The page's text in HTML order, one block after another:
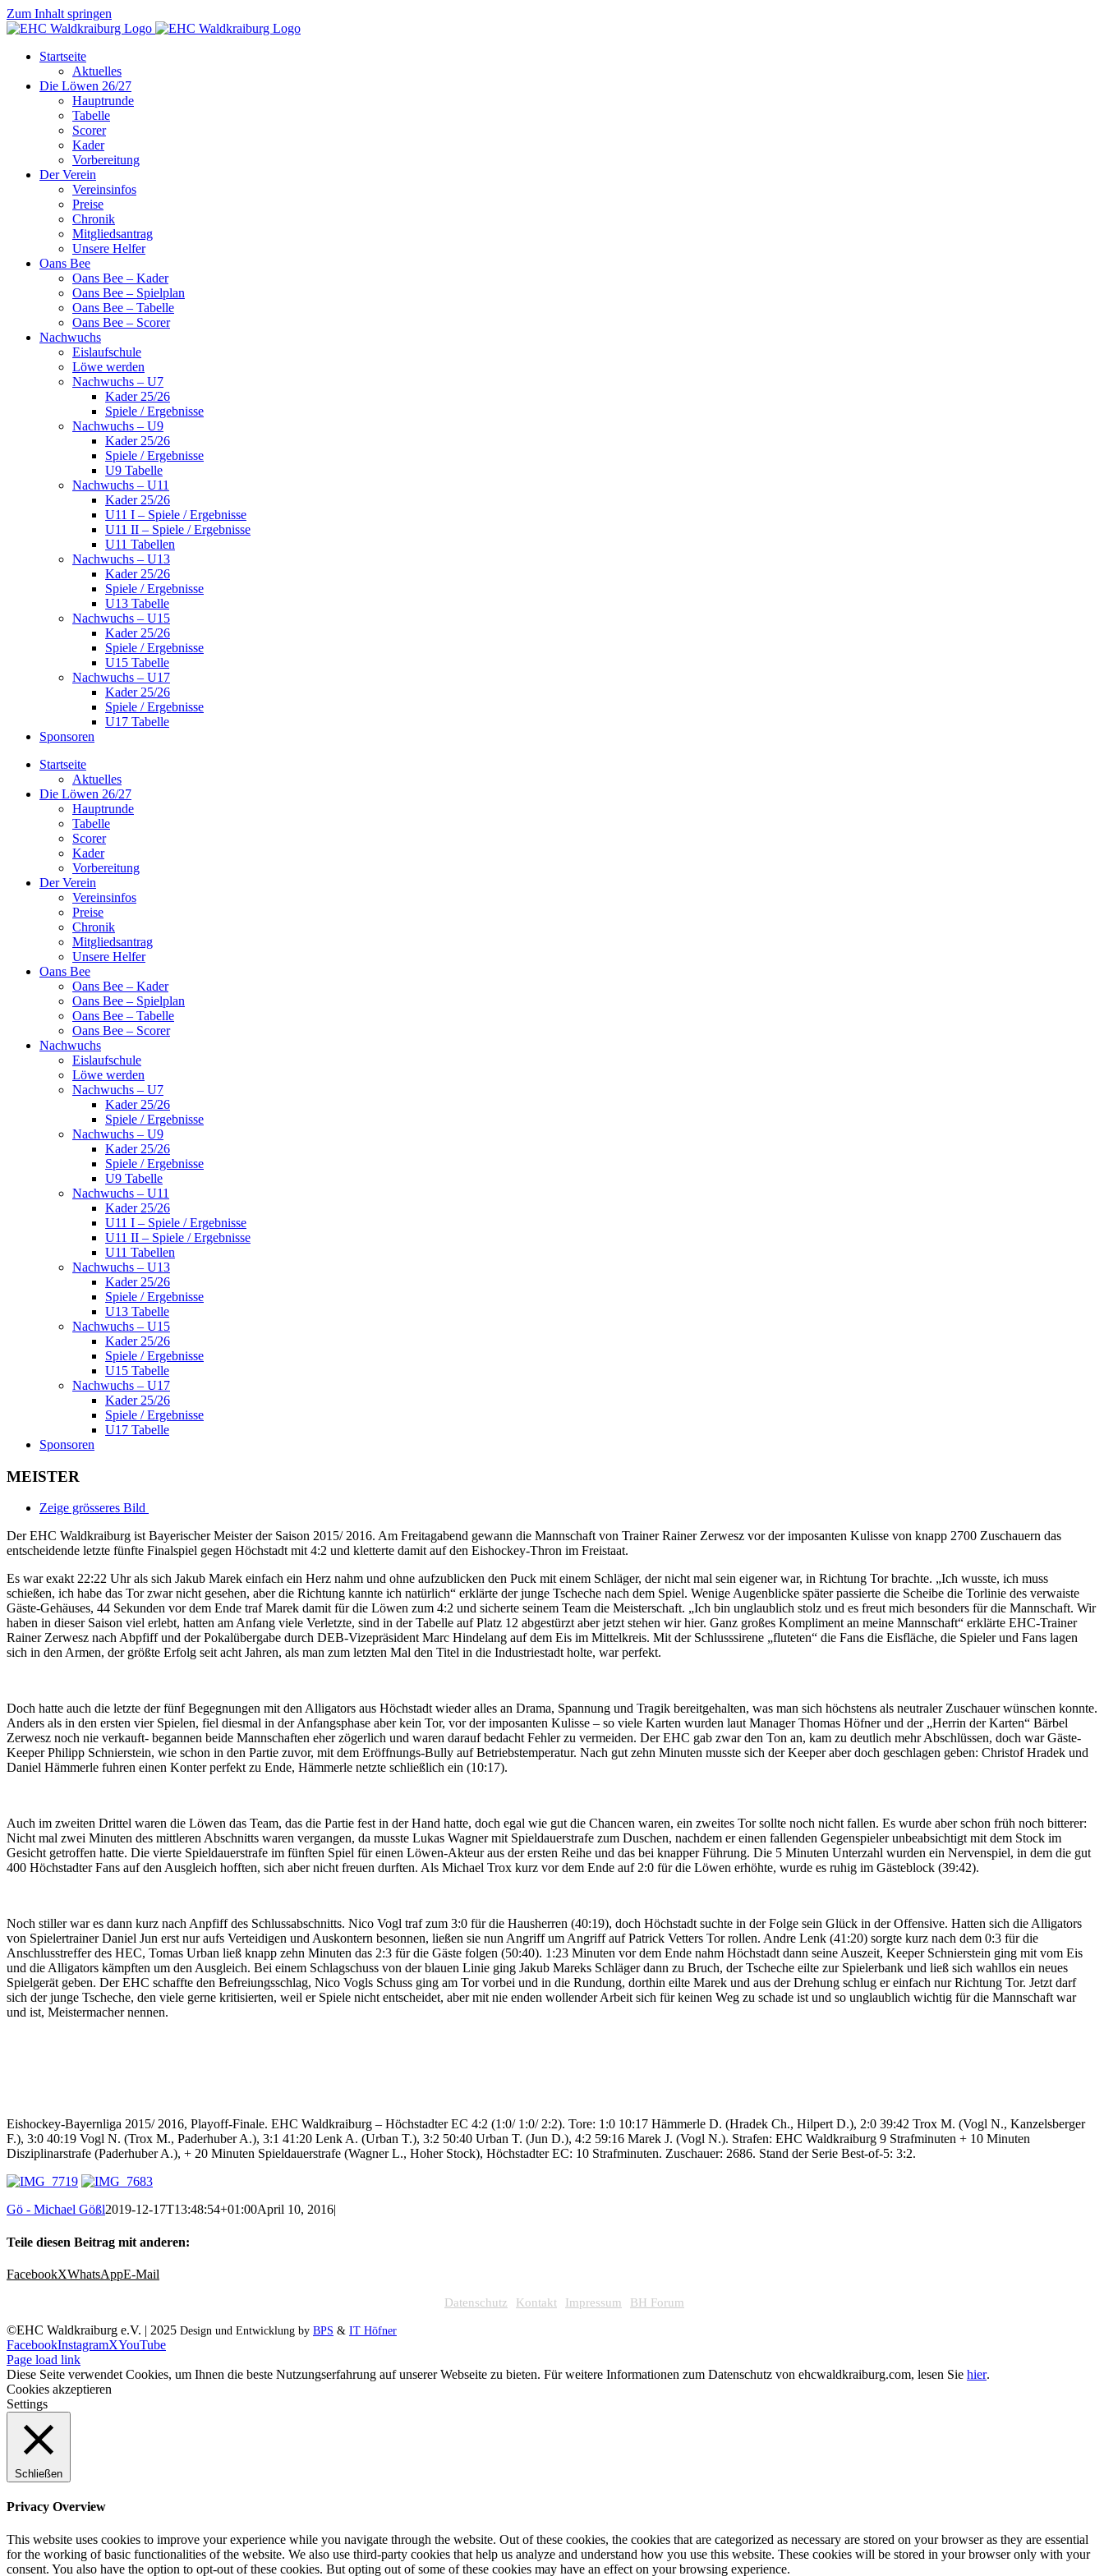
Zum Inhalt springen
Startseite
Aktuelles
Die Löwen 26/27
Hauptrunde
Tabelle
Scorer
Kader
Vorbereitung
Der Verein
Vereinsinfos
Preise
Chronik
Mitgliedsantrag
Unsere Helfer
Oans Bee
Oans Bee – Kader
Oans Bee – Spielplan
Oans Bee – Tabelle
Oans Bee – Scorer
Nachwuchs
Eislaufschule
Löwe werden
Nachwuchs – U7
Kader 25/26
Spiele / Ergebnisse
Nachwuchs – U9
Kader 25/26
Spiele / Ergebnisse
U9 Tabelle
Nachwuchs – U11
Kader 25/26
U11 I – Spiele / Ergebnisse
U11 II – Spiele / Ergebnisse
U11 Tabellen
Nachwuchs – U13
Kader 25/26
Spiele / Ergebnisse
U13 Tabelle
Nachwuchs – U15
Kader 25/26
Spiele / Ergebnisse
U15 Tabelle
Nachwuchs – U17
Kader 25/26
Spiele / Ergebnisse
U17 Tabelle
Sponsoren
Startseite
Aktuelles
Die Löwen 26/27
Hauptrunde
Tabelle
Scorer
Kader
Vorbereitung
Der Verein
Vereinsinfos
Preise
Chronik
Mitgliedsantrag
Unsere Helfer
Oans Bee
Oans Bee – Kader
Oans Bee – Spielplan
Oans Bee – Tabelle
Oans Bee – Scorer
Nachwuchs
Eislaufschule
Löwe werden
Nachwuchs – U7
Kader 25/26
Spiele / Ergebnisse
Nachwuchs – U9
Kader 25/26
Spiele / Ergebnisse
U9 Tabelle
Nachwuchs – U11
Kader 25/26
U11 I – Spiele / Ergebnisse
U11 II – Spiele / Ergebnisse
U11 Tabellen
Nachwuchs – U13
Kader 25/26
Spiele / Ergebnisse
U13 Tabelle
Nachwuchs – U15
Kader 25/26
Spiele / Ergebnisse
U15 Tabelle
Nachwuchs – U17
Kader 25/26
Spiele / Ergebnisse
U17 Tabelle
Sponsoren
MEISTER
Zeige grösseres Bild
Der EHC Waldkraiburg ist Bayerischer Meister der Saison 2015/ 2016. Am Freitagabend gewann die Mannschaft von Trainer Rainer Zerwesz vor der imposanten Kulisse von knapp 2700 Zuschauern das
entscheidende letzte fünfte Finalspiel gegen Höchstadt mit 4:2 und kletterte damit auf den Eishockey-Thron im Freistaat.
Es war exakt 22:22 Uhr als sich Jakub Marek einfach ein Herz nahm und ohne aufzublicken den Puck mit einem Schläger, der nicht mal sein eigener war, in Richtung Tor brachte. „Ich wusste, ich muss
schießen, ich habe das Tor zwar nicht gesehen, aber die Richtung kannte ich natürlich“ erklärte der junge Tscheche nach dem Spiel. Wenige Augenblicke später passierte die Scheibe die Torlinie des verwaiste
Gäste-Gehäuses, 44 Sekunden vor dem Ende traf Marek damit für die Löwen zum 4:2 und sicherte seinem Team die Meisterschaft. „Ich bin unglaublich stolz und es freut mich besonders für die Mannschaft. Wir
haben in dieser Saison viel erlebt, hatten am Anfang viele Verletzte, sind in der Tabelle auf Platz 12 abgestürzt aber jetzt stehen wir hier. Ganz großes Kompliment an meine Mannschaft“ erklärte EHC-Trainer
Rainer Zerwesz nach Abpfiff und der Pokalübergabe durch DEB-Vizepräsident Marc Hindelang auf dem Eis im Mittelkreis. Mit der Schlusssirene „fluteten“ die Fans die Eisfläche, die Spieler und Fans lagen
sich in den Armen, der größte Erfolg seit acht Jahren, als man zum letzten Mal den Titel in die Industriestadt holte, war perfekt.
Doch hatte auch die letzte der fünf Begegnungen mit den Alligators aus Höchstadt wieder alles an Drama, Spannung und Tragik bereitgehalten, was man sich höchstens als neutraler Zuschauer wünschen konnte.
Anders als in den ersten vier Spielen, fiel diesmal in der Anfangsphase aber kein Tor, vor der imposanten Kulisse – so viele Karten wurden laut Manager Thomas Höfner und der „Herrin der Karten“ Bärbel
Zerwesz noch nie verkauft- begannen beide Mannschaften eher zögerlich und waren darauf bedacht Fehler zu vermeiden. Der EHC gab zwar den Ton an, kam zu deutlich mehr Abschlüssen, doch war Gäste-
Keeper Philipp Schnierstein, wie schon in den Partie zuvor, mit dem Eröffnungs-Bully auf Betriebstemperatur. Nach gut zehn Minuten musste sich der Keeper aber doch geschlagen geben: Christof Hradek und
Daniel Hämmerle fuhren einen Konter perfekt zu Ende, Hämmerle netzte schließlich ein (10:17).
Auch im zweiten Drittel waren die Löwen das Team, das die Partie fest in der Hand hatte, doch egal wie gut die Chancen waren, ein zweites Tor sollte noch nicht fallen. Es wurde aber schon früh noch bitterer:
Nicht mal zwei Minuten des mittleren Abschnitts waren vergangen, da musste Lukas Wagner mit Spieldauerstrafe zum Duschen, nachdem er einen fallenden Gegenspieler unbeabsichtigt mit dem Stock im
Gesicht getroffen hatte. Die vierte Spieldauerstrafe im fünften Spiel für einen Löwen-Akteur aus der ersten Reihe und das bei knapper Führung. Die 5 Minuten Unterzahl wurden ein Nervenspiel, in dem die gut
400 Höchstadter Fans auf den Ausgleich hofften, sich aber nicht freuen durften. Als Michael Trox kurz vor dem Ende auf 2:0 für die Löwen erhöhte, wurde es ruhig im Gästeblock (39:42).
Noch stiller war es dann kurz nach Anpfiff des Schlussabschnitts. Nico Vogl traf zum 3:0 für die Hausherren (40:19), doch Höchstadt suchte in der Folge sein Glück in der Offensive. Hatten sich die Alligators
von Spielertrainer Daniel Jun erst nur aufs Verteidigen und Auskontern besonnen, ließen sie nun Angriff um Angriff auf Patrick Vetters Tor rollen. Andre Lenk (41:20) sorgte kurz nach dem 0:3 für die
Anschlusstreffer des HEC, Tomas Urban ließ knapp zehn Minuten das 2:3 für die Gäste folgen (50:40). 1:23 Minuten vor dem Ende nahm Höchstadt dann seine Auszeit, Keeper Schnierstein ging mit vom Eis
und die Alligators kämpften um den Ausgleich. Bei einem Schlagschuss von der blauen Linie ging Jakub Mareks Schläger dann zu Bruch, der Tscheche eilte zur Spielerbank und ließ sich wahllos ein neues
Spielgerät geben. Der EHC schaffte den Befreiungsschlag, Nico Vogls Schuss ging am Tor vorbei und in die Rundung, dorthin eilte Marek und aus der Drehung schlug er einfach nur Richtung Tor. Jetzt darf
sich der junge Tscheche, den viele gerne kritisierten, weil er Spiele nicht entscheidet, aber mit nie enden wollender Arbeit sich für keinen Weg zu schade ist und so unglaublich wichtig für die Mannschaft war
und ist, Meistermacher nennen.
Eishockey-Bayernliga 2015/ 2016, Playoff-Finale. EHC Waldkraiburg – Höchstadter EC 4:2 (1:0/ 1:0/ 2:2). Tore: 1:0 10:17 Hämmerle D. (Hradek Ch., Hilpert D.), 2:0 39:42 Trox M. (Vogl N., Kanzelsberger
F.), 3:0 40:19 Vogl N. (Trox M., Paderhuber A.), 3:1 41:20 Lenk A. (Urban T.), 3:2 50:40 Urban T. (Jun D.), 4:2 59:16 Marek J. (Vogl N.). Strafen: EHC Waldkraiburg 9 Strafminuten + 10 Minuten
Disziplinarstrafe (Paderhuber A.), + 20 Minuten Spieldauerstrafe (Wagner L., Hoher Stock), Höchstadter EC: 10 Strafminuten. Zuschauer: 2686. Stand der Serie Best-of-5: 3:2.
Gö - Michael Gößl2019-12-17T13:48:54+01:00April 10, 2016|
Teile diesen Beitrag mit anderen:
FacebookXWhatsAppE-Mail
Datenschutz Kontakt Impressum BH Forum
©EHC Waldkraiburg e.V. | 2025 Design und Entwicklung by BPS & IT Höfner
FacebookInstagramXYouTube
Page load link
Diese Seite verwendet Cookies, um Ihnen die beste Nutzungserfahrung auf unserer Webseite zu bieten. Für weitere Informationen zum Datenschutz von ehcwaldkraiburg.com, lesen Sie hier.
Cookies akzeptieren
Settings
Schließen
Privacy Overview
This website uses cookies to improve your experience while you navigate through the website. Out of these cookies, the cookies that are categorized as necessary are stored on your browser as they are essential
for the working of basic functionalities of the website. We also use third-party cookies that help us analyze and understand how you use this website. These cookies will be stored in your browser only with your
consent. You also have the option to opt-out of these cookies. But opting out of some of these cookies may have an effect on your browsing experience.